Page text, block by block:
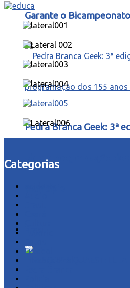
Garante o
Pedra Branca Geek: 3ª
abre a programação dos
Categorias
Futebol